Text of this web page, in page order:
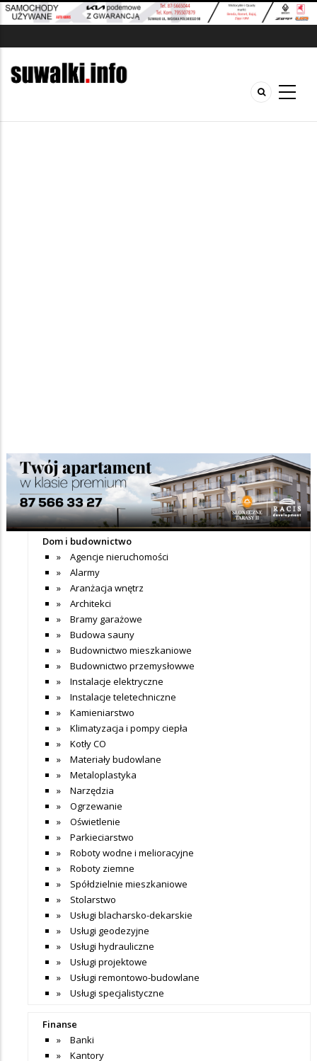
Nie dodano jeszcze wpisów do tej kategorii
+ Dodaj wpis
Katalog firm
Dom i budownictwo
Agencje nieruchomości
Alarmy
Aranżacja wnętrz
Architekci
Bramy garażowe
Budowa sauny
Budownictwo mieszkaniowe
Budownictwo przemysłowwe
Instalacje elektryczne
Instalacje teletechniczne
Kamieniarstwo
Klimatyzacja i pompy ciepła
Kotły CO
Materiały budowlane
Metaloplastyka
Narzędzia
Ogrzewanie
Oświetlenie
Parkieciarstwo
Roboty wodne i melioracyjne
Roboty ziemne
Spółdzielnie mieszkaniowe
Stolarstwo
Usługi blacharsko-dekarskie
Usługi geodezyjne
Usługi hydrauliczne
Usługi projektowe
Usługi remontowo-budowlane
Usługi specjalistyczne
Finanse
Banki
Kantory